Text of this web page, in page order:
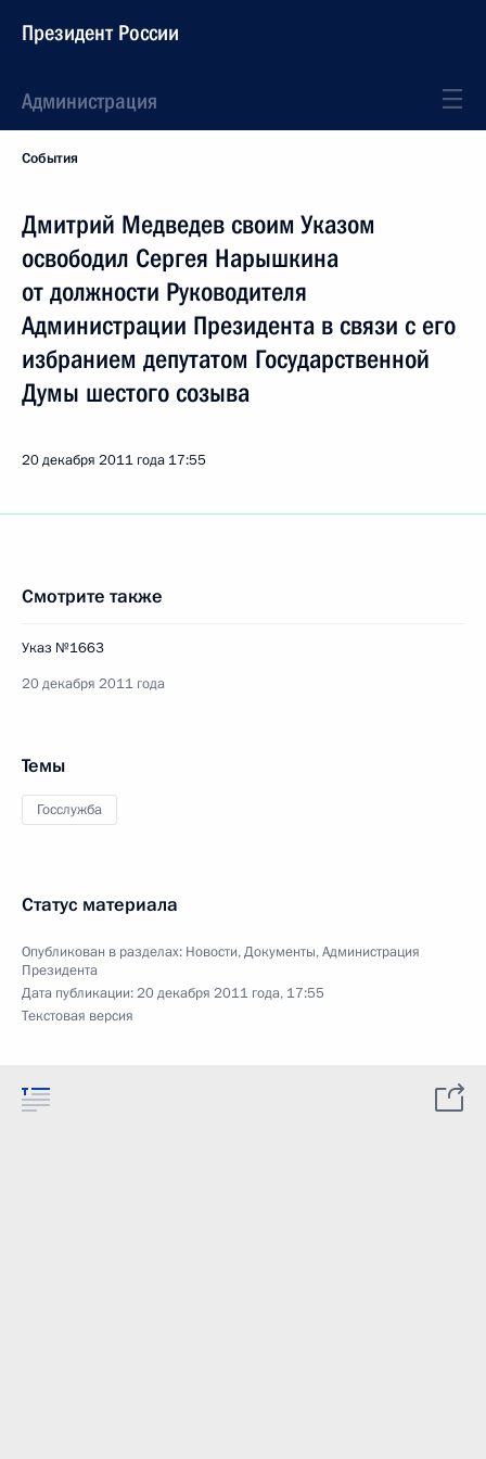
Президент России
Администрация
События
Дмитрий Медведев своим Указом
освободил Сергея Нарышкина
от должности Руководителя
Администрации Президента в связи с его
избранием депутатом Государственной
Думы шестого созыва
20 декабря 2011 года 17:55
Смотрите также
Указ №1663
20 декабря 2011 года
Темы
Госслужба
Статус материала
Опубликован в разделах: Новости,Документы,Администрация
Президента
Дата публикации:20 декабря 2011 года, 17:55
Текстовая версия